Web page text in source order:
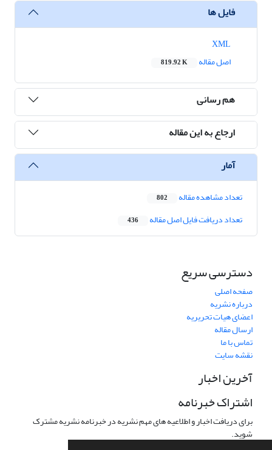
فایل ها
اصل مقاله
819.92 K
هم رسانی
ارجاع به این مقاله
آمار
تعداد مشاهده مقاله 802
تعداد دریافت فایل اصل مقاله 436
دسترسی سریع
صفحه اصلی
درباره نشریه
اعضای هیات تحریریه
ارسال مقاله
تماس با ما
نقشه سایت
آخرین اخبار
اشتراک خبرنامه
برای دریافت اخبار و اطلاعیه های مهم نشریه در خبرنامه نشریه مشترک
شوید.